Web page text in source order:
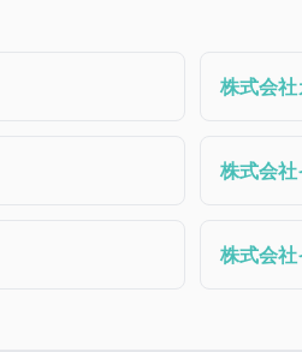
株式会
株式会
株式会